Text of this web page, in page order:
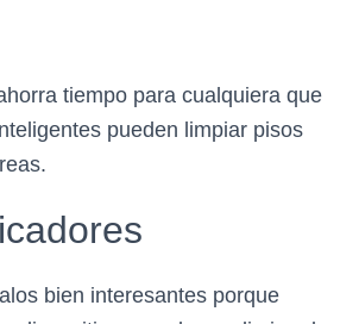
tiempo para cualquiera que
pueden limpiar pisos
bien interesantes porque